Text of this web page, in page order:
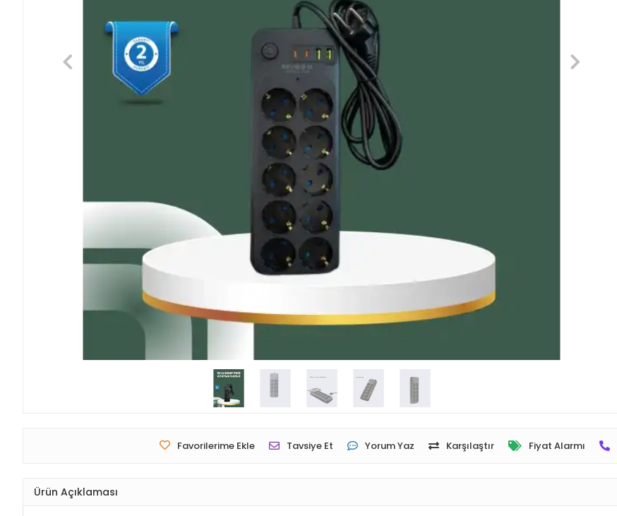
Favorilerime Ekle Tavsiye Et Yorum Yaz Karşılaştır Fiyat Alarmı
Ürün Açıklaması